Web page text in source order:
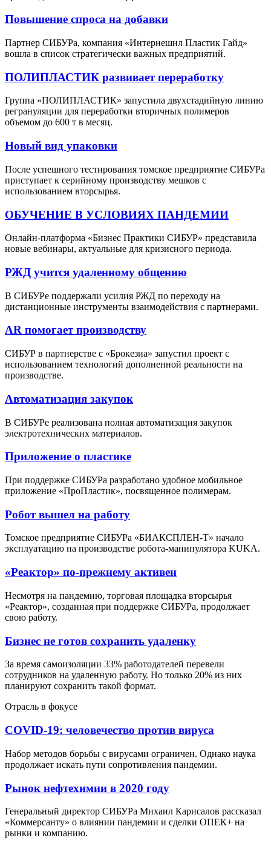
Повышение спроса на добавки
Партнер СИБУРа, компания «Интернешнл Пластик Гайд»
вошла в список стратегически важных предприятий.
ПОЛИПЛАСТИК развивает переработку
Группа «ПОЛИПЛАСТИК» запустила двухстадийную линию
регрануляции для переработки вторичных полимеров
объемом до 600 т в месяц.
Новый вид упаковки
После успешного тестирования томское предприятие СИБУРа
приступает к серийному производству мешков с
использованием вторсырья.
ОБУЧЕНИЕ В УСЛОВИЯХ ПАНДЕМИИ
Онлайн-платформа «Бизнес Практики СИБУР» представила
новые вебинары, актуальные для кризисного периода.
РЖД учится удаленному общению
В СИБУРе поддержали усилия РЖД по переходу на
дистанционные инструменты взаимодействия с партнерами.
AR помогает производству
СИБУР в партнерстве с «Брокезиа» запустил проект с
использованием технологий дополненной реальности на
производстве.
Автоматизация закупок
В СИБУРе реализована полная автоматизация закупок
электротехнических материалов.
Приложение о пластике
При поддержке СИБУРа разработано удобное мобильное
приложение «ПроПластик», посвященное полимерам.
Робот вышел на работу
Томское предприятие СИБУРа «БИАКСПЛЕН-T» начало
эксплуатацию на производстве робота-манипулятора KUKA.
«Реактор» по-прежнему активен
Несмотря на пандемию, торговая площадка вторсырья
«Реактор», созданная при поддержке СИБУРа, продолжает
свою работу.
Бизнес не готов сохранить удаленку
За время самоизоляции 33% работодателей перевели
сотрудников на удаленную работу. Но только 20% из них
планируют сохранить такой формат.
Отрасль в фокусе
COVID-19: человечество против вируса
Набор методов борьбы с вирусами ограничен. Однако наука
продолжает искать пути сопротивления пандемии.
Рынок нефтехимии в 2020 году
Генеральный директор СИБУРа Михаил Карисалов рассказал
«Коммерсанту» о влиянии пандемии и сделки ОПЕК+ на
рынки и компанию.